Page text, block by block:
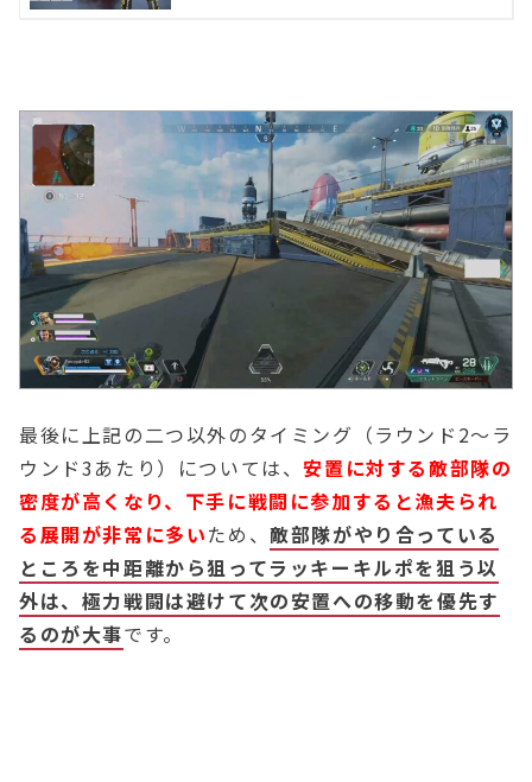
最後に上記の二つ以外のタイミング（ラウンド2〜ラ
ウンド3あたり）については、安置に対する敵部隊の
密度が高くなり、下手に戦闘に参加すると漁夫られ
る展開が非常に多いため、敵部隊がやり合っている
ところを中距離から狙ってラッキーキルポを狙う以
外は、極力戦闘は避けて次の安置への移動を優先す
るのが大事です。